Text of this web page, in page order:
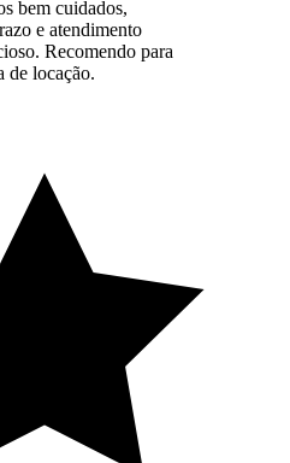
bem cuidados,
e atendimento
Recomendo para
de locação.